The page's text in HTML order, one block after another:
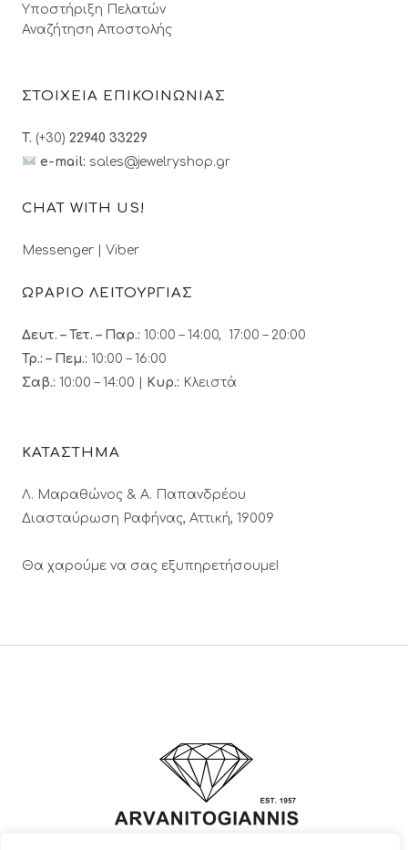
Υποστήριξη Πελατών
Αναζήτηση Αποστολής
ΣΤΟΙΧΕΙΑ ΕΠΙΚΟΙΝΩΝΙΑΣ
T. (+30) 22940 33229
e-mail: sales@jewelryshop.gr
CHAT WITH US!
Messenger Viber
ΩΡΑΡΙΟ ΛΕΙΤΟΥΡΓΙΑΣ
Δευτ. – Τετ. – Παρ.: 10:00 – 14:00, 17:00 – 20:00
Τρ.: – Πεμ.: 10:00 – 16:00
Σαβ.: 10:00 – 14:00 | Κυρ.: Κλειστά
ΚΑΤΑΣΤΗΜΑ
Λ. Μαραθώνος & A. Παπανδρέου
Διασταύρωση Ραφήνας, Αττική, 19009
Θα χαρούμε να σας εξυπηρετήσουμε!